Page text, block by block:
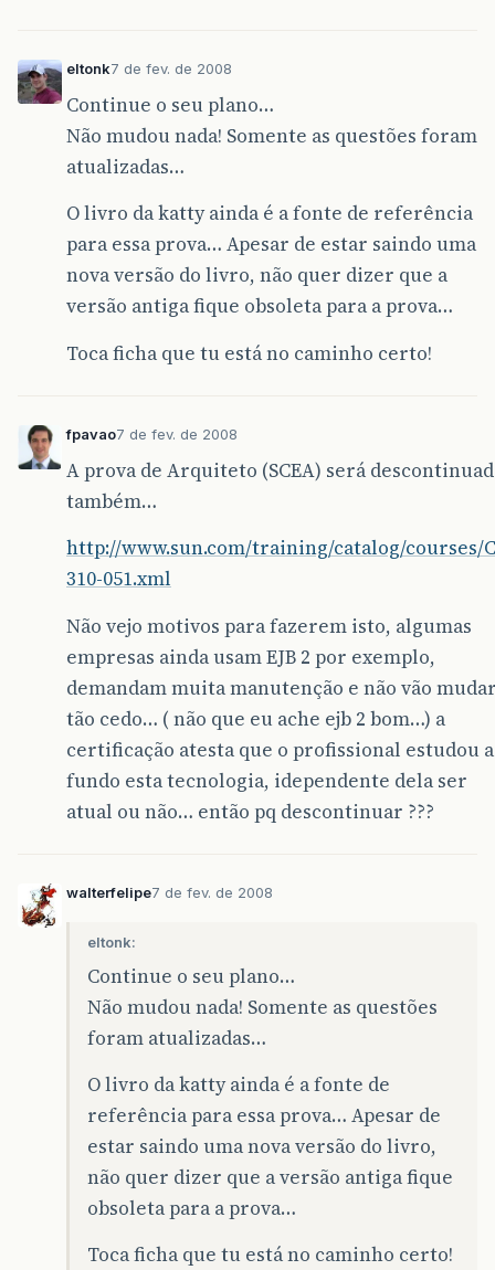
eltonk7 de fev. de 2008
Continue o seu plano…
Não mudou nada! Somente as questões foram
atualizadas…
O livro da katty ainda é a fonte de referência
para essa prova… Apesar de estar saindo uma
nova versão do livro, não quer dizer que a
versão antiga fique obsoleta para a prova…
Toca ficha que tu está no caminho certo!
fpavao7 de fev. de 2008
A prova de Arquiteto (SCEA) será
também…
http://www.sun.com/training/catalog/courses/
310-051.xml
Não vejo motivos para fazerem isto, algumas
empresas ainda usam EJB 2 por exemplo,
demandam muita manutenção e não vão
tão cedo… ( não que eu ache ejb 2 bom…) a
certificação atesta que o profissional estudou a
fundo esta tecnologia, idependente dela ser
atual ou não… então pq descontinuar ???
walterfelipe7 de fev. de 2008
eltonk:
Continue o seu plano…
Não mudou nada! Somente as questões
foram atualizadas…
O livro da katty ainda é a fonte de
referência para essa prova… Apesar de
estar saindo uma nova versão do livro,
não quer dizer que a versão antiga fique
obsoleta para a prova…
Toca ficha que tu está no caminho certo!